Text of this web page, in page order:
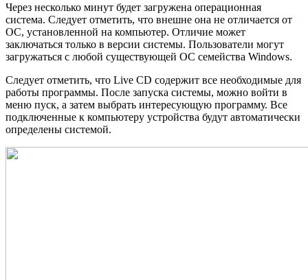
Через несколько минут будет загружена операционная
система. Следует отметить, что внешне она не отличается от
ОС, установленной на компьютер. Отличие может
заключаться только в версии системы. Пользователи могут
загружаться с любой существующей ОС семейства Windows.
Следует отметить, что Live CD содержит все необходимые для
работы программы. После запуска системы, можно войти в
меню пуск, а затем выбрать интересующую программу. Все
подключенные к компьютеру устройства будут автоматически
определены системой.